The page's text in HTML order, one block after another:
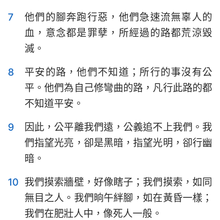
瑪拉基書
7
他們的腳奔跑行惡，他們急速流無辜人的
血，意念都是罪孽，所經過的路都荒涼毀
滅。
8
平安的路，他們不知道；所行的事沒有公
平。他們為自己修彎曲的路，凡行此路的都
不知道平安。
9
因此，公平離我們遠，公義追不上我們。我
們指望光亮，卻是黑暗，指望光明，卻行幽
暗。
10 我們摸索牆壁，好像瞎子；我們摸索，如同
無目之人。我們晌午絆腳，如在黃昏一樣；
我們在肥壯人中，像死人一般。